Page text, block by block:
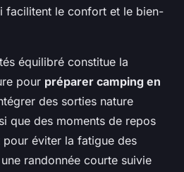
facilitent le confort et le bien-
équilibré constitue la
pour préparer camping en
des sorties nature
que des moments de repos
pour éviter la fatigue des
randonnée courte suivie